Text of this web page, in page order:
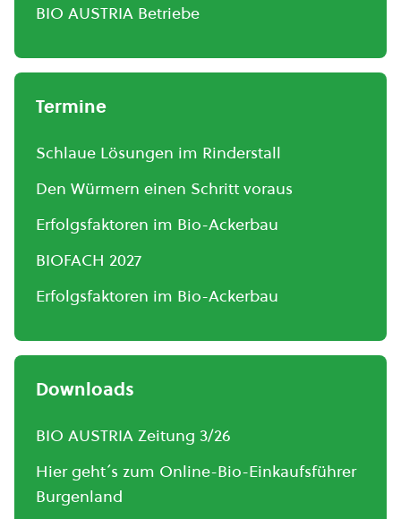
BIO AUSTRIA Betriebe
Termine
Schlaue Lösungen im Rinderstall
Den Würmern einen Schritt voraus
Erfolgsfaktoren im Bio-Ackerbau
BIOFACH 2027
Erfolgsfaktoren im Bio-Ackerbau
Downloads
BIO AUSTRIA Zeitung 3/26
Hier geht´s zum Online-Bio-Einkaufsführer
Burgenland